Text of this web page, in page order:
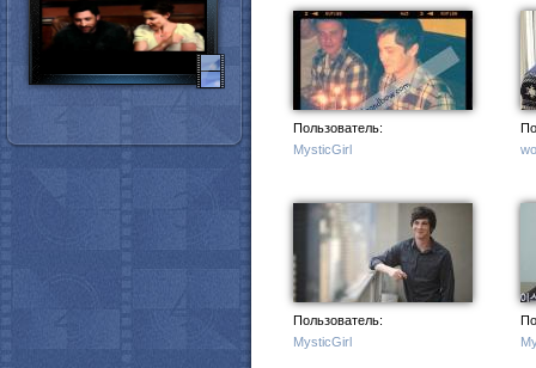
Пользователь:
MysticGirl
Пользователь:
MysticGirl